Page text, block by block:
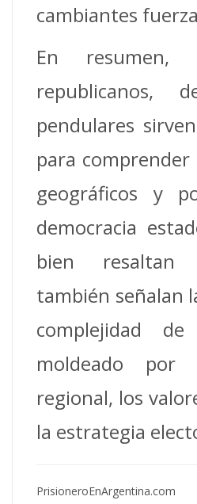
cambiantes
En resumen,
republicanos,
pendulares
para
geográficos y
democracia
bien resaltan
también señalan
complejidad
moldeado por
regional, los
la estrategia
PrisioneroEnArgentina.com